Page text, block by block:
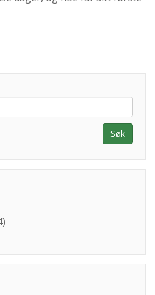
Søk